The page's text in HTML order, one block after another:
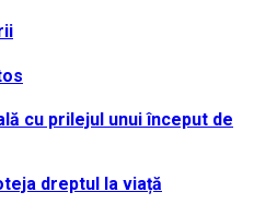
cu prilejul unui început de
dreptul la viață